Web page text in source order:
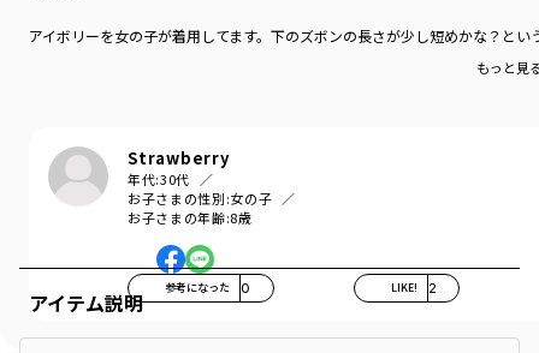
アイボリーを女の子が着用してます。下のズボンの長さが少し短めかな？と
もっと見
Strawberry
年代:30代
お子さまの性別:女の子
お子さまの年齢:8歳
参考になった 0 LIKE! 2
アイテム説明